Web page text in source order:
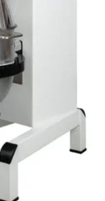
valet när du vill ha en
Varimixer-kvalitet